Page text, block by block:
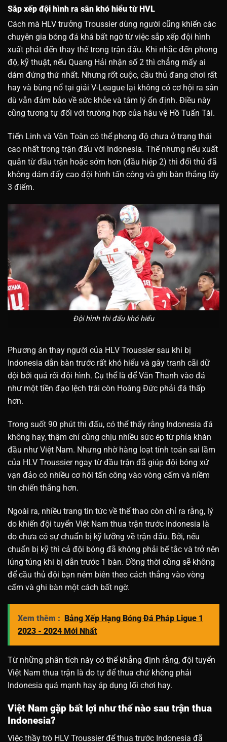
Sắp xếp đội hình ra sân khó hiểu từ HVL
Cách mà HLV trưởng Troussier dùng người cũng khiến các
chuyên gia bóng đá khá bất ngờ từ việc sắp xếp đội hình
xuất phát đến thay thế trong trận đấu. Khi nhắc đến phong
độ, kỹ thuật, nếu Quang Hải nhận số 2 thì chẳng mấy ai
dám đứng thứ nhất. Nhưng rốt cuộc, cầu thủ đang chơi rất
hay và bùng nổ tại giải V-League lại không có cơ hội ra sân
dù vẫn đảm bảo về sức khỏe và tâm lý ổn định. Điều này
cũng tương tự đối với trường hợp của hậu vệ Hồ Tuấn Tài.
Tiến Linh và Văn Toàn có thể phong độ chưa ở trạng thái
cao nhất trong trận đấu với Indonesia. Thế nhưng nếu xuất
quân từ đầu trận hoặc sớm hơn (đầu hiệp 2) thì đối thủ đã
không dám đẩy cao đội hình tấn công và ghi bàn thắng lấy
3 điểm.
Đội hình thi đấu khó hiểu
Phương án thay người của HLV Troussier sau khi bị
Indonesia dẫn bàn trước rất khó hiểu và gây tranh cãi dữ
dội bởi quá rối đội hình. Cụ thể là để Văn Thanh vào đá
như một tiền đạo lệch trái còn Hoàng Đức phải đá thấp
hơn.
Trong suốt 90 phút thi đấu, có thể thấy rằng Indonesia đá
không hay, thậm chí cũng chịu nhiều sức ép từ phía khán
đầu như Việt Nam. Nhưng nhờ hàng loạt tính toán sai lầm
của HLV Troussier ngay từ đầu trận đã giúp đội bóng xứ
vạn đảo có nhiều cơ hội tấn công vào vòng cấm và niềm
tin chiến thắng hơn.
Ngoài ra, nhiều trang tin tức về thể thao còn chỉ ra rằng, lý
do khiến đội tuyển Việt Nam thua trận trước Indonesia là
do chưa có sự chuẩn bị kỹ lưỡng về trận đấu. Bởi, nếu
chuẩn bị kỹ thì cả đội bóng đã không phải bế tắc và trở nên
lúng túng khi bị dẫn trước 1 bàn. Đồng thời cũng sẽ không
để cầu thủ đội bạn ném biên theo cách thẳng vào vòng
cấm và ghi bàn một cách bất ngờ.
Xem thêm :
Bảng Xếp Hạng Bóng Đá Pháp Ligue 1
2023 - 2024 Mới Nhất
Từ những phân tích này có thể khẳng định rằng, đội tuyển
Việt Nam thua trận là do tự để thua chứ không phải
Indonesia quá mạnh hay áp dụng lối chơi hay.
Việt Nam gặp bất lợi như thế nào sau trận thua
Indonesia?
Việc thầy trò HLV Troussier để thua trước Indonesia đã